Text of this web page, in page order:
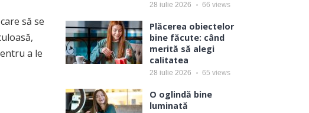
să se
a le
28 iulie 2026 66 views
Plăcerea obiectelor
bine făcute: când
merită să alegi
calitatea
28 iulie 2026 65 views
O oglindă bine
luminată